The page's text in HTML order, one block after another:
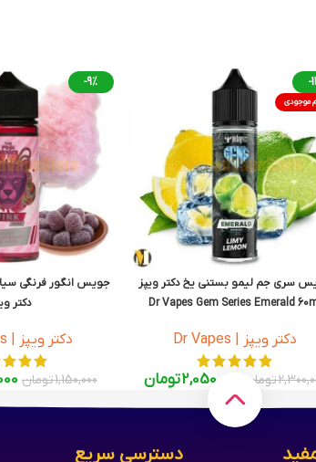
-
موجودی
سری جم لیمو بستنی یخ دکتر ویپز
Dr Vapes Gem Series Emerald
دکتر ویپز | Dr Vapes
تومان 2,050,000تومان
-9%
جویس انگور فرنگی
دکتر
دکتر ویپز | Dr Vapes
1,150,000تومان
دسترسی سریع